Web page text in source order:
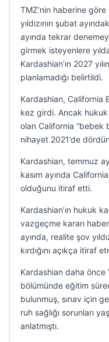
TMZ’nin haberine
yıldızının şubat
ayında tekrar
girmek isteyenlere
Kardashian’ın 2027
planlamadığı belirtildi.
Kardashian, California
kez girdi. Ancak
olan California “bebek
nihayet 2021’de
Kardashian, temmuz
kasım ayında
olduğunu itiraf etti.
Kardashian’ın hukuk
vazgeçme kararı
ayında, realite şov
kırdığını açıkça itiraf
Kardashian daha önce
bölümünde eğitim
bulunmuş, sınav için
ruh sağlığı sorunları
anlatmıştı.